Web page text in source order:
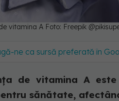
vitamina A Foto: Freepik
ne ca sursă preferată în
de vitamina A
sănătate,